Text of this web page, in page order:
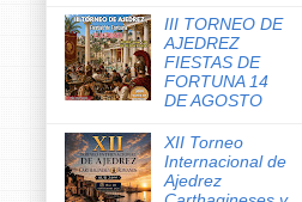
III TORNEO DE
AJEDREZ
FIESTAS DE
FORTUNA 14
DE AGOSTO
XII Torneo
Internacional de
Ajedrez